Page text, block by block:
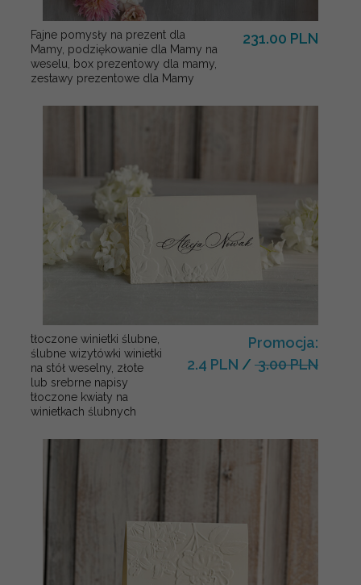
Fajne pomysły na prezent dla
Mamy, podziękowanie dla Mamy na
weselu, box prezentowy dla mamy,
zestawy prezentowe dla Mamy
231.00 PLN
tłoczone winietki ślubne,
ślubne wizytówki winietki
na stół weselny, złote
lub srebrne napisy
tłoczone kwiaty na
winietkach ślubnych
Promocja:
2.4 PLN / 3.00 PLN